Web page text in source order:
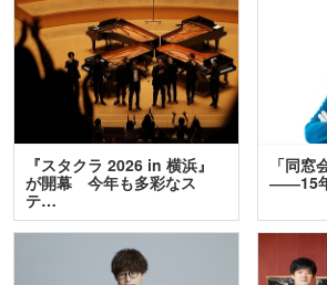
『スタクラ 2026 in 横浜』
が開幕 今年も多彩なス
テ…
「同窓
――15